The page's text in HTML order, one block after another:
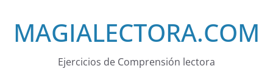
contenido
MAGIALECTORA.COM
Ejercicios de Comprensión lectora